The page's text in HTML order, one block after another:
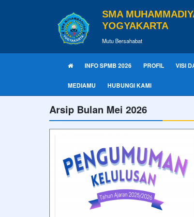
SMA
YOGYAKARTA
Mutu Bersahabat
INFO SPMB 2026 PROFIL VISI
MEDIAMU HUBUNGI KAMI
Arsip Bulan Mei 2026